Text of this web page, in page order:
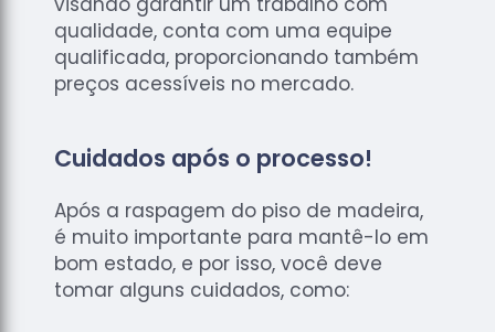
de Pisos
Tacos de
Madeiras
qualidade, conta com uma equipe
qualificada, proporcionando também
preços acessíveis no mercado.
Cuidados após o processo!
Após a raspagem do piso de madeira,
é muito importante para mantê-lo em
bom estado, e por isso, você deve
tomar alguns cuidados, como: